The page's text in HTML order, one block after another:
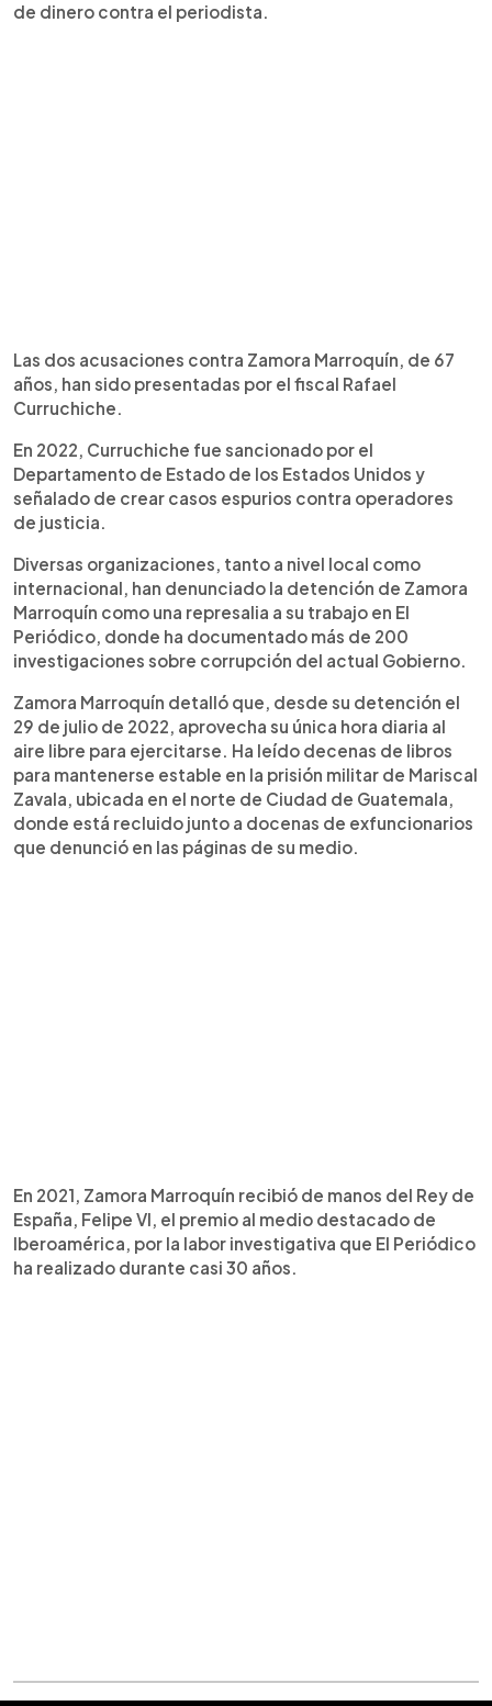
de dinero contra el periodista.
Las dos acusaciones contra Zamora Marroquín, de 67
años, han sido presentadas por el fiscal Rafael
Curruchiche.
En 2022, Curruchiche fue sancionado por el
Departamento de Estado de los Estados Unidos y
señalado de crear casos espurios contra operadores
de justicia.
Diversas organizaciones, tanto a nivel local como
internacional, han denunciado la detención de Zamora
Marroquín como una represalia a su trabajo en El
Periódico, donde ha documentado más de 200
investigaciones sobre corrupción del actual Gobierno.
Zamora Marroquín detalló que, desde su detención el
29 de julio de 2022, aprovecha su única hora diaria al
aire libre para ejercitarse. Ha leído decenas de libros
para mantenerse estable en la prisión militar de Mariscal
Zavala, ubicada en el norte de Ciudad de Guatemala,
donde está recluido junto a docenas de exfuncionarios
que denunció en las páginas de su medio.
En 2021, Zamora Marroquín recibió de manos del Rey de
España, Felipe VI, el premio al medio destacado de
Iberoamérica, por la labor investigativa que El Periódico
ha realizado durante casi 30 años.